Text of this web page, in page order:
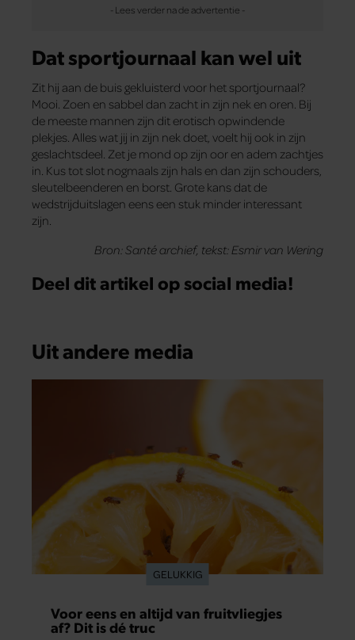
Dat sportjournaal kan wel uit
Zit hij aan de buis gekluisterd voor het sportjournaal?
Mooi. Zoen en sabbel dan zacht in zijn nek en oren. Bij
de meeste mannen zijn dit erotisch opwindende
plekjes. Alles wat jij in zijn nek doet, voelt hij ook in zijn
geslachtsdeel. Zet je mond op zijn oor en adem zachtjes
in. Kus tot slot nogmaals zijn hals en dan zijn schouders,
sleutelbeenderen en borst. Grote kans dat de
wedstrijduitslagen eens een stuk minder interessant
zijn.
Bron: Santé archief, tekst: Esmir van Wering
Deel dit artikel op social media!
Uit andere media
GELUKKIG
Voor eens en altijd van fruitvliegjes
af? Dit is dé truc